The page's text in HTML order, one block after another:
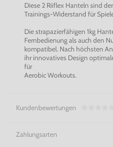
Diese 2 Riiflex Hanteln sind
Trainings-Widerstand für
Die strapazierfähigen 1kg
Fernbedienung als auch den
kompatibel. Nach höchsten
ihr innovatives Design
für
Aerobic Workouts.
Kundenbewertungen
Zahlungsarten